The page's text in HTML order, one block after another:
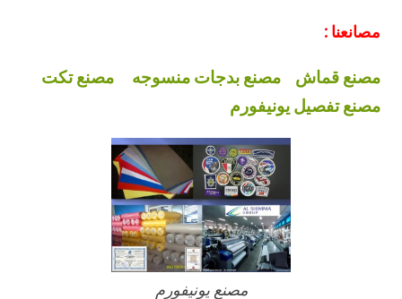
مصانعنا :
مصنع قماش مصنع بدجات منسوجه
مصنع تكت
مصنع تفصيل يونيفورم
مصنع يونيفورم